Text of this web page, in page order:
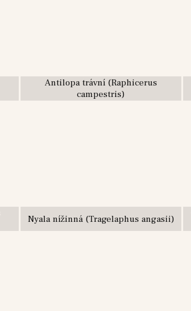
Antilopa trávní (Raphicerus
campestris)
Nyala nížinná (Tragelaphus angasii)